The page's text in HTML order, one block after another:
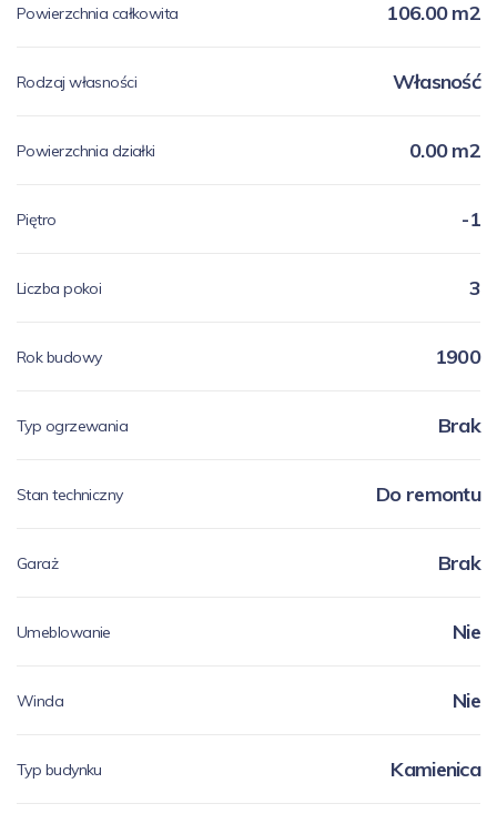
Powierzchnia całkowita 106.00 m2
Rodzaj własności Własność
Powierzchnia działki 0.00 m2
Piętro -1
Liczba pokoi 3
Rok budowy 1900
Typ ogrzewania Brak
Stan techniczny Do remontu
Garaż Brak
Umeblowanie Nie
Winda Nie
Typ budynku Kamienica